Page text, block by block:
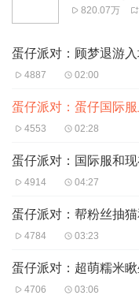
820.07万
4887 02:00
4553 02:28
4914 04:27
4784 03:23
4706 03:06